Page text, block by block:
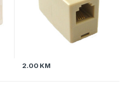
2.00 KM